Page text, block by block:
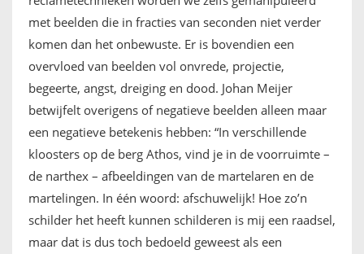
met beelden die in fracties van seconden niet verder
komen dan het onbewuste. Er is bovendien een
overvloed van beelden vol onvrede, projectie,
begeerte, angst, dreiging en dood. Johan Meijer
betwijfelt overigens of negatieve beelden alleen maar
een negatieve betekenis hebben: “In verschillende
kloosters op de berg Athos, vind je in de voorruimte –
de narthex – afbeeldingen van de martelaren en de
martelingen. In één woord: afschuwelijk! Hoe zo’n
schilder het heeft kunnen schilderen is mij een raadsel,
maar dat is dus toch bedoeld geweest als een